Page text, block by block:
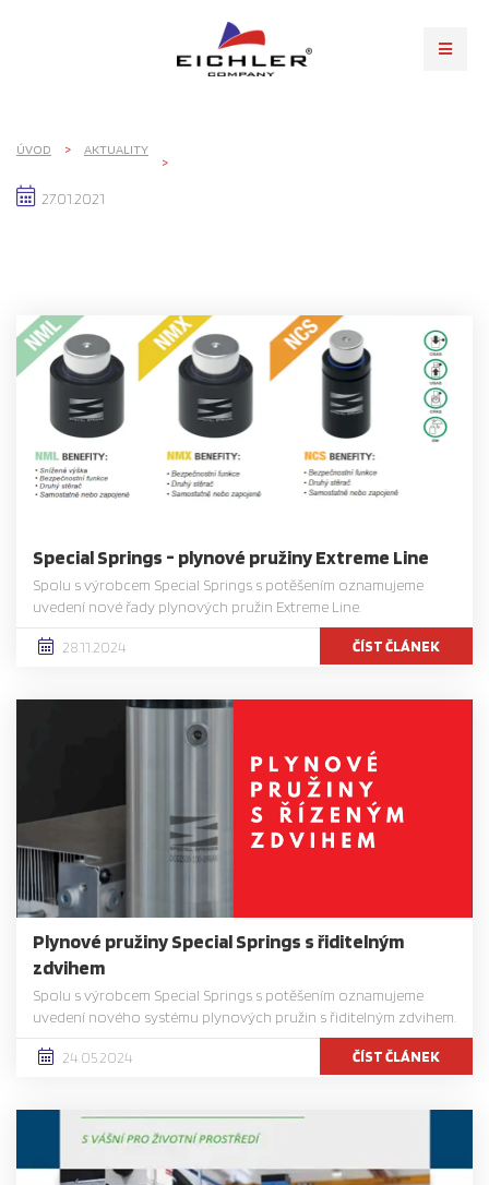
27.01.2021
ÚVOD AKTUALITY
Special Springs - plynové pružiny Extreme Line
Spolu s výrobcem Special Springs s potěšením oznamujeme
uvedení nové řady plynových pružin Extreme Line.
28.11.2024 ČÍST ČLÁNEK
Plynové pružiny Special Springs s řiditelným
zdvihem
Spolu s výrobcem Special Springs s potěšením oznamujeme
uvedení nového systému plynových pružin s řiditelným zdvihem.
24.05.2024 ČÍST ČLÁNEK